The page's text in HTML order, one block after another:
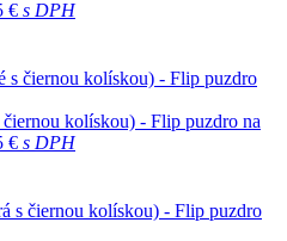
€ s DPH
kolískou) - Flip puzdro na
€ s DPH